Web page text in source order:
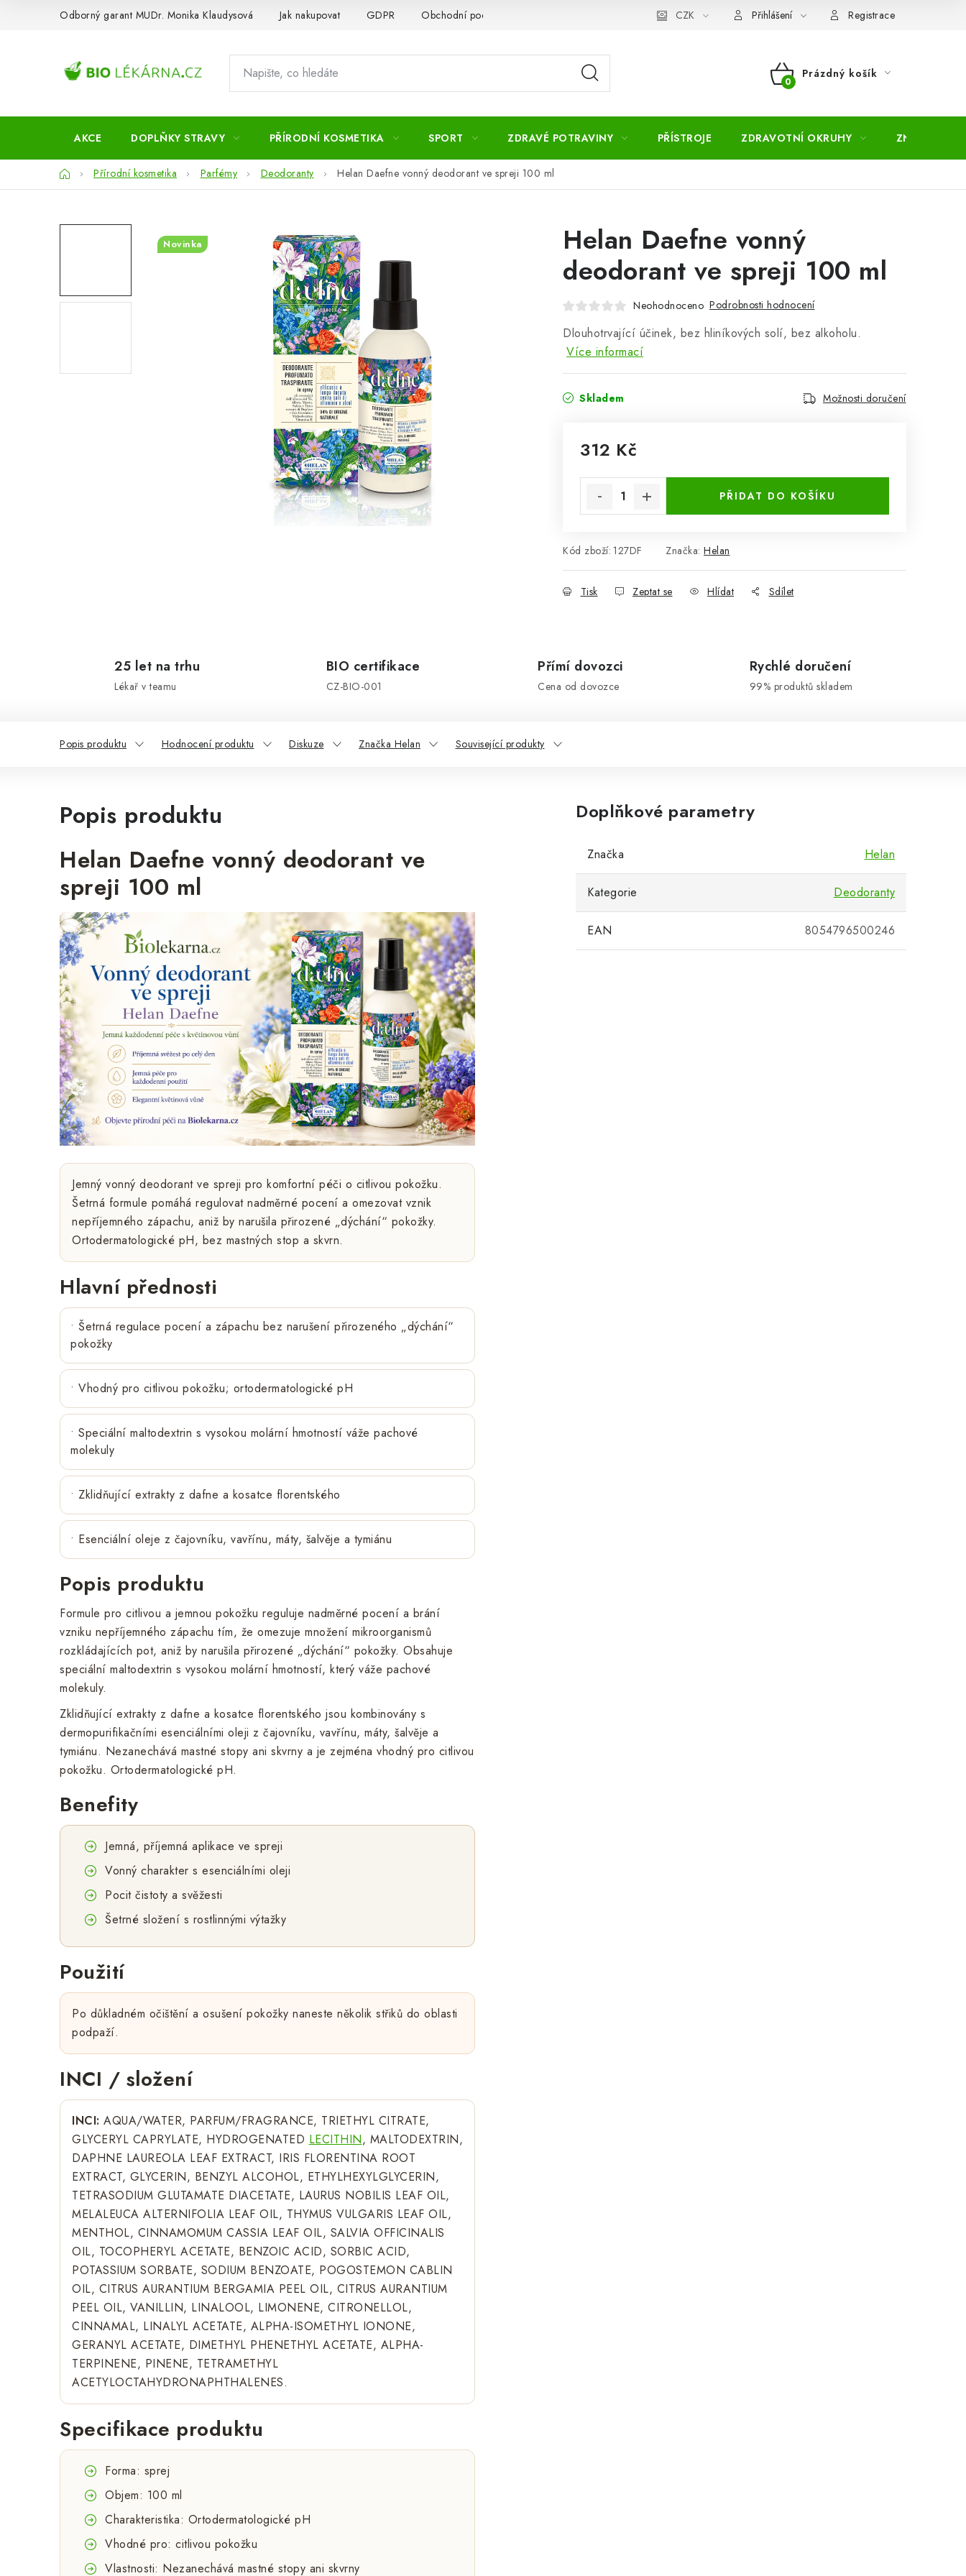
Odborný garant MUDr. Monika Klaudysová Jak nakupovat GDPR Obchodní podmínky Slovník pojmů Moje objednávka Mapa serveru
CZK Přihlášení Registrace
NÁKUPNÍ
Prázdný košík
AKCE DOPLŇKY STRAVY PŘÍRODNÍ KOSMETIKA SPORT ZDRAVÉ POTRAVINY PŘÍSTROJE ZDRAVOTNÍ OKRUHY ZNAČKY
DomůPřírodní kosmetika Parfémy Deodoranty Helan Daefne vonný deodorant ve spreji 100 ml
Helan Daefne vonný
deodorant ve spreji 100 ml
Neohodnoceno Podrobnosti hodnocení
Dlouhotrvající účinek, bez hliníkových solí, bez alkoholu.
Více informací
Skladem Možnosti doručení
312 Kč
PŘIDAT DO KOŠÍKU
Kód zboží: 127DF Značka: Helan
Tisk Zeptat se Hlídat Sdílet
Novinka
25 let na trhu
Lékař v teamu
BIO certifikace
CZ-BIO-001
Přímí dovozci
Cena od dovozce
Rychlé doručení
99% produktů skladem
Popis produktu Hodnocení produktu Diskuze Značka Helan Související produkty
Popis produktu
Helan Daefne vonný deodorant ve
spreji 100 ml
Jemný vonný deodorant ve spreji pro komfortní péči o citlivou pokožku.
Šetrná formule pomáhá regulovat nadměrné pocení a omezovat vznik
nepříjemného zápachu, aniž by narušila přirozené „dýchání“ pokožky.
Ortodermatologické pH, bez mastných stop a skvrn.
Hlavní přednosti
• Šetrná regulace pocení a zápachu bez narušení přirozeného „dýchání“
pokožky
• Vhodný pro citlivou pokožku; ortodermatologické pH
• Speciální maltodextrin s vysokou molární hmotností váže pachové
molekuly
• Zklidňující extrakty z dafne a kosatce florentského
• Esenciální oleje z čajovníku, vavřínu, máty, šalvěje a tymiánu
Popis produktu
Formule pro citlivou a jemnou pokožku reguluje nadměrné pocení a brání
vzniku nepříjemného zápachu tím, že omezuje množení mikroorganismů
rozkládajících pot, aniž by narušila přirozené „dýchání“ pokožky. Obsahuje
speciální maltodextrin s vysokou molární hmotností, který váže pachové
molekuly.
Zklidňující extrakty z dafne a kosatce florentského jsou kombinovány s
dermopurifikačními esenciálními oleji z čajovníku, vavřínu, máty, šalvěje a
tymiánu. Nezanechává mastné stopy ani skvrny a je zejména vhodný pro citlivou
pokožku. Ortodermatologické pH.
Benefity
Jemná, příjemná aplikace ve spreji
Vonný charakter s esenciálními oleji
Pocit čistoty a svěžesti
Šetrné složení s rostlinnými výtažky
Použití
Po důkladném očištění a osušení pokožky naneste několik střiků do oblasti
podpaží.
INCI / složení
INCI: AQUA/WATER, PARFUM/FRAGRANCE, TRIETHYL CITRATE,
GLYCERYL CAPRYLATE, HYDROGENATED LECITHIN, MALTODEXTRIN,
DAPHNE LAUREOLA LEAF EXTRACT, IRIS FLORENTINA ROOT
EXTRACT, GLYCERIN, BENZYL ALCOHOL, ETHYLHEXYLGLYCERIN,
TETRASODIUM GLUTAMATE DIACETATE, LAURUS NOBILIS LEAF OIL,
MELALEUCA ALTERNIFOLIA LEAF OIL, THYMUS VULGARIS LEAF OIL,
MENTHOL, CINNAMOMUM CASSIA LEAF OIL, SALVIA OFFICINALIS
OIL, TOCOPHERYL ACETATE, BENZOIC ACID, SORBIC ACID,
POTASSIUM SORBATE, SODIUM BENZOATE, POGOSTEMON CABLIN
OIL, CITRUS AURANTIUM BERGAMIA PEEL OIL, CITRUS AURANTIUM
PEEL OIL, VANILLIN, LINALOOL, LIMONENE, CITRONELLOL,
CINNAMAL, LINALYL ACETATE, ALPHA-ISOMETHYL IONONE,
GERANYL ACETATE, DIMETHYL PHENETHYL ACETATE, ALPHA-
TERPINENE, PINENE, TETRAMETHYL
ACETYLOCTAHYDRONAPHTHALENES.
Specifikace produktu
Forma: sprej
Objem: 100 ml
Charakteristika: Ortodermatologické pH
Vhodné pro: citlivou pokožku
Vlastnosti: Nezanechává mastné stopy ani skvrny
Doplňkové parametry
Značka Helan
Kategorie Deodoranty
EAN 8054796500246